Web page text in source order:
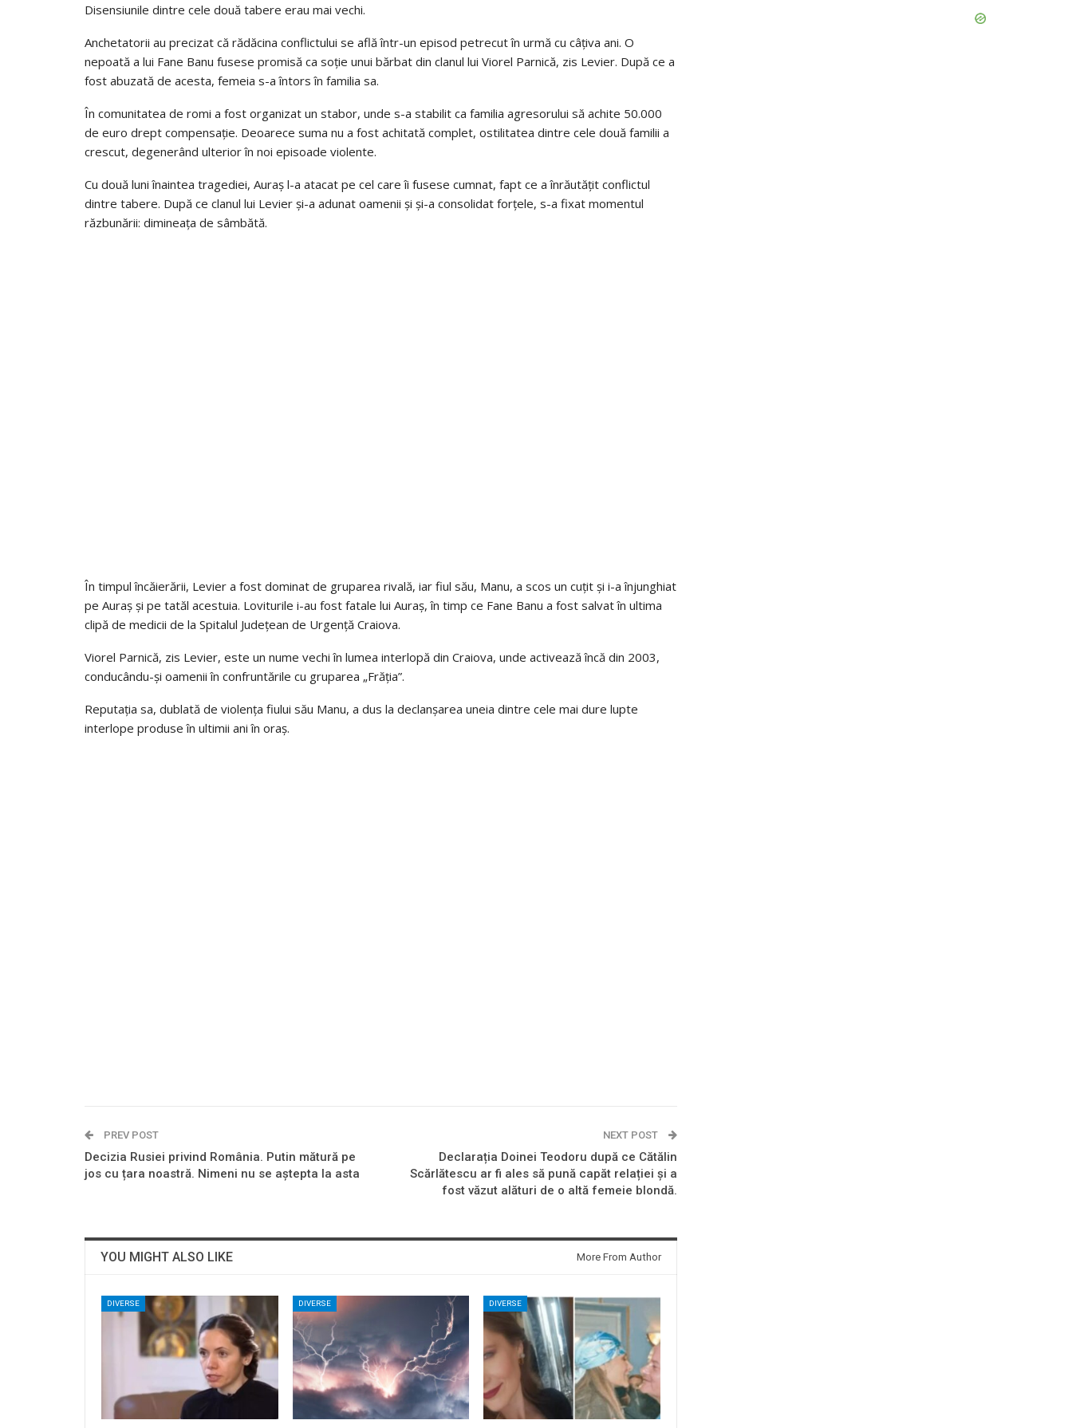
Disensiunile dintre cele două tabere erau mai vechi.
Anchetatorii au precizat că rădăcina conflictului se află într-un episod petrecut în urmă cu câțiva ani. O
nepoată a lui Fane Banu fusese promisă ca soție unui bărbat din clanul lui Viorel Parnică, zis Levier. După ce a
fost abuzată de acesta, femeia s-a întors în familia sa.
În comunitatea de romi a fost organizat un stabor, unde s-a stabilit ca familia agresorului să achite 50.000
de euro drept compensație. Deoarece suma nu a fost achitată complet, ostilitatea dintre cele două familii a
crescut, degenerând ulterior în noi episoade violente.
Cu două luni înaintea tragediei, Auraș l-a atacat pe cel care îi fusese cumnat, fapt ce a înrăutățit conflictul
dintre tabere. După ce clanul lui Levier și-a adunat oamenii și și-a consolidat forțele, s-a fixat momentul
răzbunării: dimineața de sâmbătă.
În timpul încăierării, Levier a fost dominat de gruparea rivală, iar fiul său, Manu, a scos un cuțit și i-a înjunghiat
pe Auraș și pe tatăl acestuia. Loviturile i-au fost fatale lui Auraș, în timp ce Fane Banu a fost salvat în ultima
clipă de medicii de la Spitalul Județean de Urgență Craiova.
Viorel Parnică, zis Levier, este un nume vechi în lumea interlopă din Craiova, unde activează încă din 2003,
conducându-și oamenii în confruntările cu gruparea „Frăția”.
Reputația sa, dublată de violența fiului său Manu, a dus la declanșarea uneia dintre cele mai dure lupte
interlope produse în ultimii ani în oraș.
PREV POST
Decizia Rusiei privind România. Putin mătură pe
jos cu țara noastră. Nimeni nu se aștepta la asta
NEXT POST
Declarația Doinei Teodoru după ce Cătălin
Scărlătescu ar fi ales să pună capăt relației și a
fost văzut alături de o altă femeie blondă.
YOU MIGHT ALSO LIKE More From Author
DIVERSE DIVERSE DIVERSE